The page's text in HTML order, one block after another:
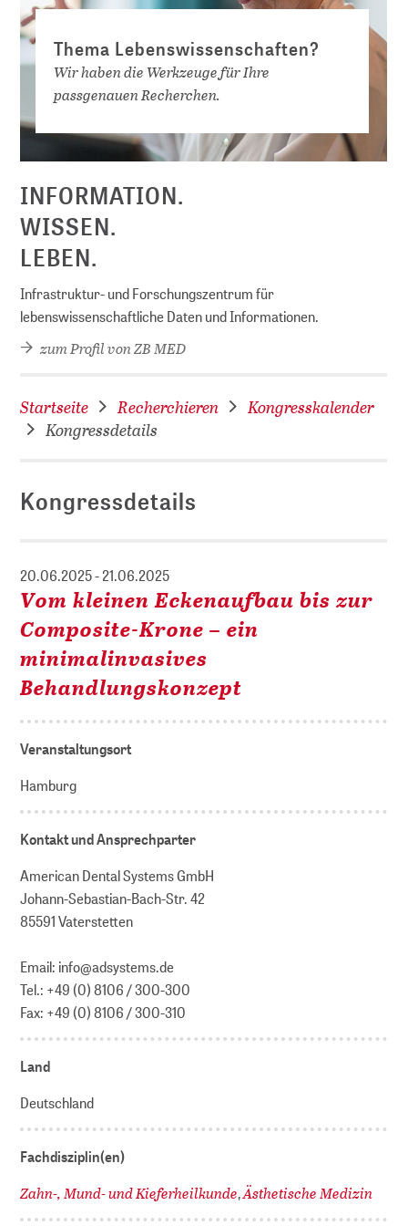
Thema Lebenswissenschaften?
Wir haben die Werkzeuge für Ihre
passgenauen Recherchen.
INFORMATION.
WISSEN.
LEBEN.
Infrastruktur- und Forschungszentrum für
lebenswissenschaftliche Daten und Informationen.
zum Profil von ZB MED
Startseite Recherchieren
Kongresskalender
Kongressdetails
Kongressdetails
20.06.2025 - 21.06.2025
Vom kleinen Eckenaufbau bis zur
Composite-Krone – ein
minimalinvasives
Behandlungskonzept
Veranstaltungsort
Hamburg
Kontakt und Ansprechparter
American Dental Systems GmbH
Johann-Sebastian-Bach-Str. 42
85591 Vaterstetten
Email: info@adsystems.de
Tel.: +49 (0) 8106 / 300-300
Fax: +49 (0) 8106 / 300-310
Land
Deutschland
Fachdisziplin(en)
Zahn-, Mund- und Kieferheilkunde,Ästhetische Medizin